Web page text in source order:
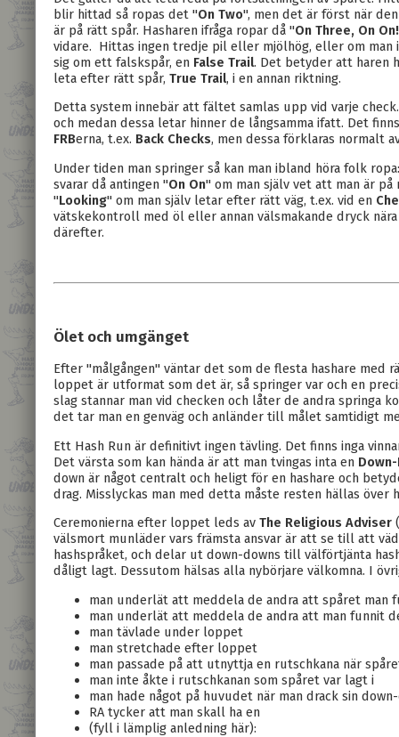
blir hittad så ropas det "On Two", men det är först när
är på rätt spår. Hasharen ifråga ropar då "On Three, On On!
vidare. Hittas ingen tredje pil eller mjölhög, eller om
sig om ett falskspår, en False Trail. Det betyder att haren
leta efter rätt spår, True Trail, i en annan riktning.
Detta system innebär att fältet samlas upp vid varje
och medan dessa letar hinner de långsamma ifatt. Det
FRBerna, t.ex. Back Checks, men dessa förklaras normalt
Under tiden man springer så kan man ibland höra folk
svarar då antingen "On On" om man själv vet att man är
"Looking" om man själv letar efter rätt väg, t.ex. vid en
vätskekontroll med öl eller annan välsmakande dryck
därefter.
Ölet och umgänget
Efter "målgången" väntar det som de flesta hashare
loppet är utformat som det är, så springer var och en
slag stannar man vid checken och låter de andra springa
det tar man en genväg och anländer till målet samtidigt
Ett Hash Run är definitivt ingen tävling. Det finns inga
Det värsta som kan hända är att man tvingas inta en
down är något centralt och heligt för en hashare och
drag. Misslyckas man med detta måste resten hällas över
Ceremonierna efter loppet leds av The Religious Adviser (
välsmort munläder vars främsta ansvar är att se till att
hashspråket, och delar ut down-downs till välförtjänta
dåligt lagt. Dessutom hälsas alla nybörjare välkomna. I
man underlät att meddela de andra att spåret man
man underlät att meddela de andra att man funnit
man tävlade under loppet
man stretchade efter loppet
man passade på att utnyttja en rutschkana när
man inte åkte i rutschkanan som spåret var lagt i
man hade något på huvudet när man drack sin
RA tycker att man skall ha en
(fyll i lämplig anledning här):